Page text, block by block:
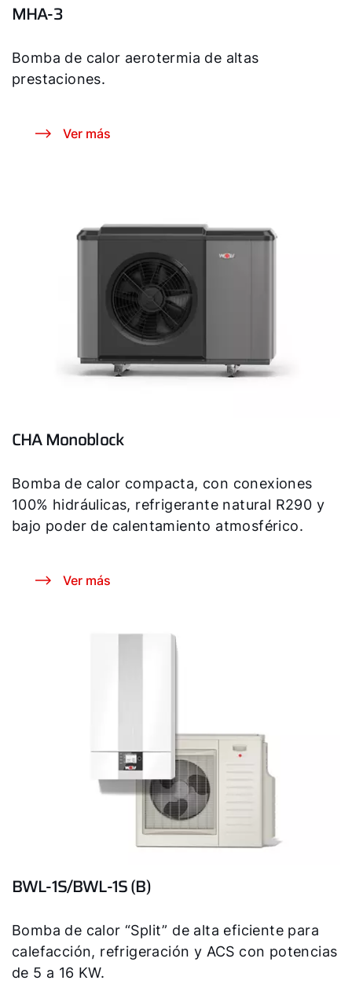
MHA-3
Bomba de calor aerotermia de altas
prestaciones.
Ver más
CHA Monoblock
Bomba de calor compacta, con conexiones
100% hidráulicas, refrigerante natural R290 y
bajo poder de calentamiento atmosférico.
Ver más
BWL-1S/BWL-1S (B)
Bomba de calor “Split” de alta eficiente para
calefacción, refrigeración y ACS con potencias
de 5 a 16 KW.
¿Cómo podemos ayudarte?
Contacto de servicio
Línea de atención al cliente
Encontrar a tu experto